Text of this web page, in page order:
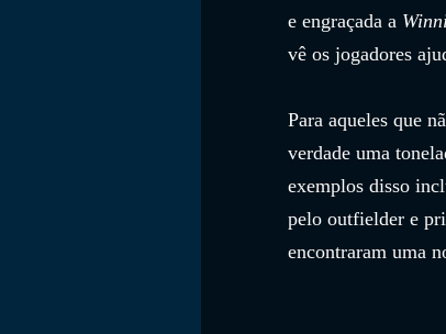
e engraçada a
vê os jogadores
Para aqueles que
verdade uma
exemplos disso
pelo outfielder e
encontraram uma